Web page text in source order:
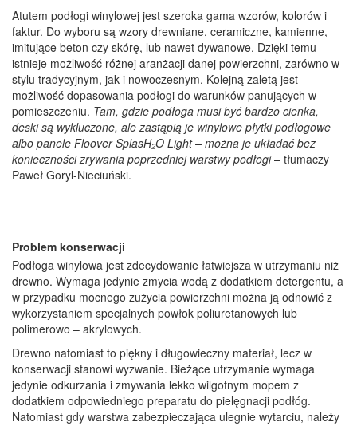
Atutem podłogi winylowej jest szeroka gama wzorów, kolorów i
faktur. Do wyboru są wzory drewniane, ceramiczne, kamienne,
imitujące beton czy skórę, lub nawet dywanowe. Dzięki temu
istnieje możliwość różnej aranżacji danej powierzchni, zarówno w
stylu tradycyjnym, jak i nowoczesnym. Kolejną zaletą jest
możliwość dopasowania podłogi do warunków panujących w
pomieszczeniu. Tam, gdzie podłoga musi być bardzo cienka,
deski są wykluczone, ale zastąpią je winylowe płytki podłogowe
albo panele Floover SplasH₂O Light – można je układać bez
konieczności zrywania poprzedniej warstwy podłogi– tłumaczy
Paweł Goryl-Nieciuński.
Problem konserwacji
Podłoga winylowa jest zdecydowanie łatwiejsza w utrzymaniu niż
drewno. Wymaga jedynie zmycia wodą z dodatkiem detergentu, a
w przypadku mocnego zużycia powierzchni można ją odnowić z
wykorzystaniem specjalnych powłok poliuretanowych lub
polimerowo – akrylowych.
Drewno natomiast to piękny i długowieczny materiał, lecz w
konserwacji stanowi wyzwanie. Bieżące utrzymanie wymaga
jedynie odkurzania i zmywania lekko wilgotnym mopem z
dodatkiem odpowiedniego preparatu do pielęgnacji podłóg.
Natomiast gdy warstwa zabezpieczająca ulegnie wytarciu, należy